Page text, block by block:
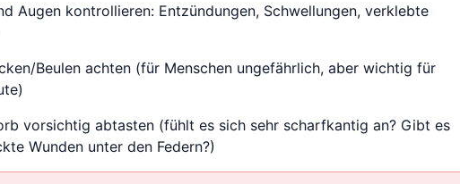
Augen kontrollieren: Entzündungen, Schwellungen, verklebte
Beulen achten (für Menschen ungefährlich, aber wichtig für
vorsichtig abtasten (fühlt es sich sehr scharfkantig an? Gibt es
Wunden unter den Federn?)